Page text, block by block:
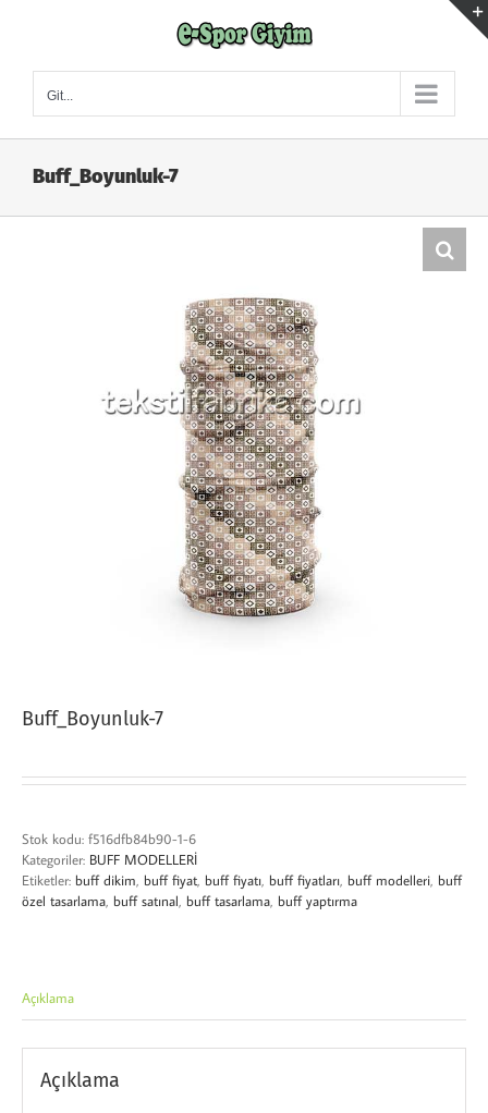
Git...
Buff_Boyunluk-7
Buff_Boyunluk-7
Stok kodu: f516dfb84b90-1-6
Kategoriler: BUFF MODELLERİ
Etiketler: buff dikim buff fiyat buff fiyatı buff fiyatları buff modelleri buff
özel tasarlama buff satınal buff tasarlama buff yaptırma
Açıklama
Açıklama